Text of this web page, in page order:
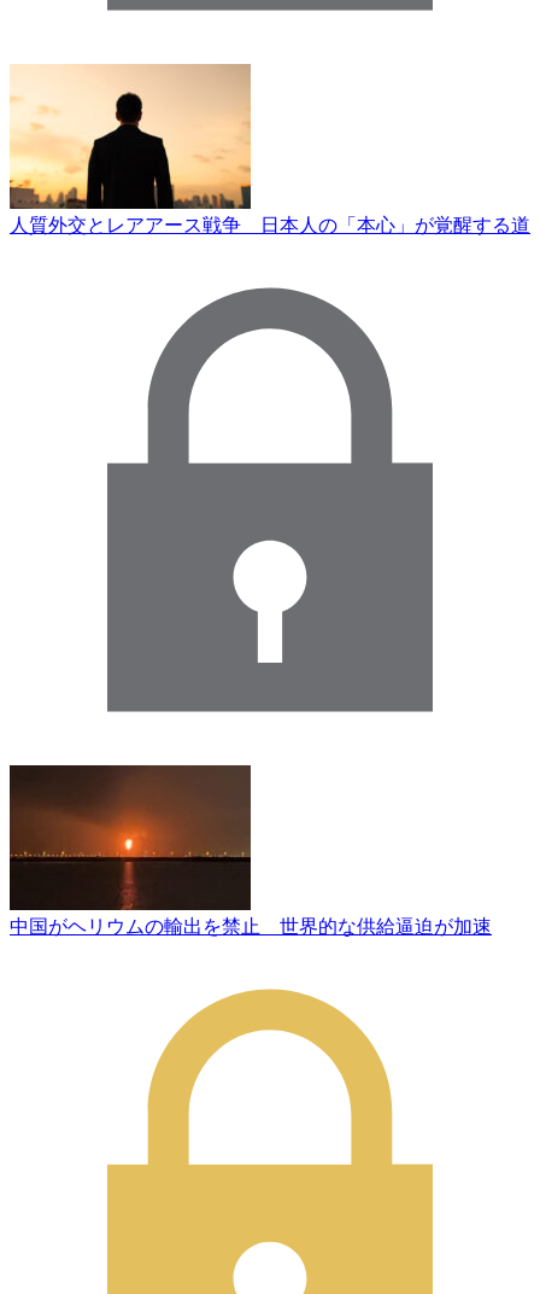
人質外交とレアアース戦争 日本人の「本心」が覚醒する道
中国がヘリウムの輸出を禁止 世界的な供給逼迫が加速